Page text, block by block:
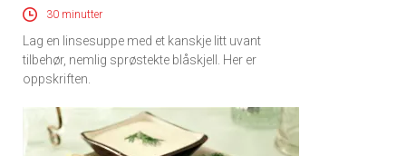
30 minutter
Lag en linsesuppe med et kanskje litt uvant
tilbehør, nemlig sprøstekte blåskjell. Her er
oppskriften.